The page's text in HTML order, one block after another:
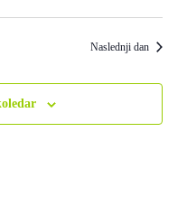
Naslednji dan